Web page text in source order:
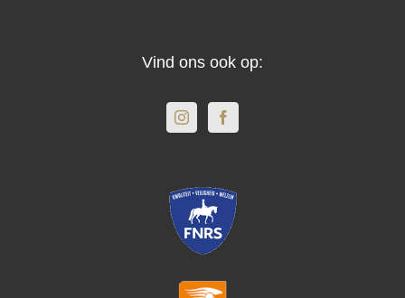
Vind ons ook op: